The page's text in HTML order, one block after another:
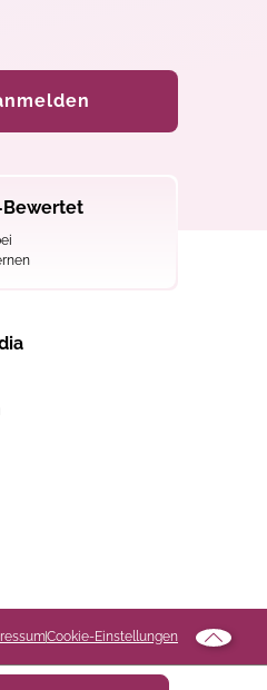
Bewertet
Cookie-Einstellungen